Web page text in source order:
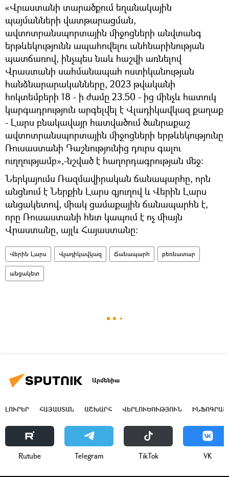
«Վրաստանի տարածքում եղանակային
պայմանների վատթարացման,
ավտոտրանսպորտային միջոցների անվտանգ
երթևեկությունն ապահովելու անհնարինության
պատճառով, ինչպես նաև հաշվի առնելով
Վրաստանի սահմանապահ ոստիկանության
հանձնարարականները, 2023 թվականի
հոկտեմբերի 18 - ի ժամը 23.50 - ից մինչև հատուկ
կարգադրություն արգելվել է Վլադիկավկազ քաղաք
- Լարս բնակավայր հատվածում ծանրաքաշ
ավտոտրանսպորտային միջոցների երթևեկությունը
Ռուսաստանի Դաշնությունից դուրս գալու
ուղղությամբ»,-նշված է հաղորդագրության մեջ:
Ներկայումս Ռազմավիրական ճանապարհը, որն
անցնում է Ներքին Լարս գյուղով և Վերին Լարս
անցակետով, միակ ցամաքային ճանապարհն է,
որը Ռուսաստանի հետ կապում է ոչ միայն
Վրաստանը, այլև Հայաստանը:
Վերին Լարս Վլադիկավկազ Ճանապարհ բեռնատար
անցակետ
Արմենիա
ԼՈՒՐԵՐ ՀԱՅԱՍՏԱՆ ԱՇԽԱՐՀ ՎԵՐԼՈՒԾՈՒԹՅՈՒՆ
Rutube Telegram ТikТоk VK